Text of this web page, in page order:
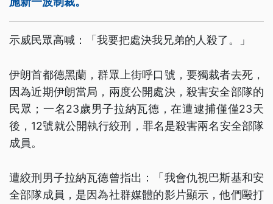
示威民眾高喊：「我要把處決我兄弟的人殺了。」
伊朗首都德黑蘭，群眾上街呼口號，要獨裁者去死，
因為近期伊朗當局，兩度公開處決，殺害安全部隊的
民眾；一名23歲男子拉納瓦德，在遭逮捕僅僅23天
後，12號就公開執行絞刑，罪名是殺害兩名安全部隊
成員。
遭絞刑男子拉納瓦德曾指出：「我會仇視巴斯基和安
全部隊成員，是因為社群媒體的影片顯示，他們毆打